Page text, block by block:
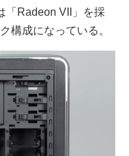
「Radeon VII」を採
構成になっている。